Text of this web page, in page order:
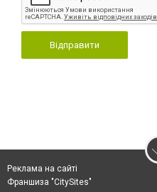
Відправити
Реклама на сайті
Франшиза "CitySites"